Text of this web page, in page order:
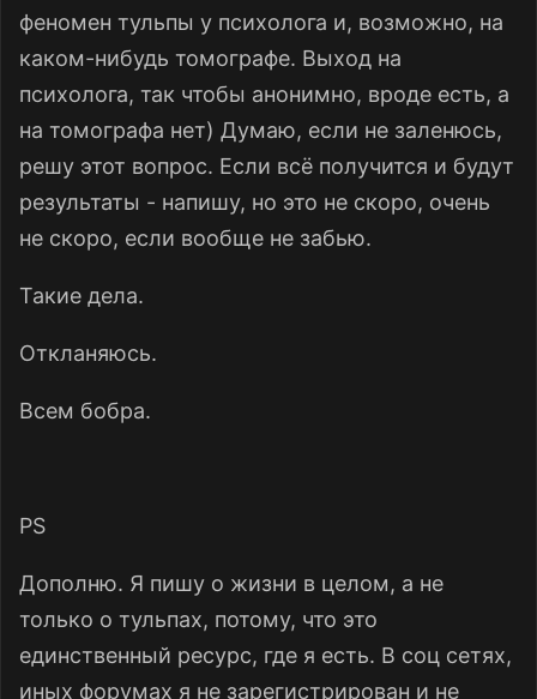
феномен тульпы у психолога и, возможно, на
каком-нибудь томографе. Выход на
психолога, так чтобы анонимно, вроде есть, а
на томографа нет) Думаю, если не заленюсь,
решу этот вопрос. Если всё получится и будут
результаты - напишу, но это не скоро, очень
не скоро, если вообще не забью.
Такие дела.
Откланяюсь.
Всем бобра.
PS
Дополню. Я пишу о жизни в целом, а не
только о тульпах, потому, что это
единственный ресурс, где я есть. В соц сетях,
иных форумах я не зарегистрирован и не